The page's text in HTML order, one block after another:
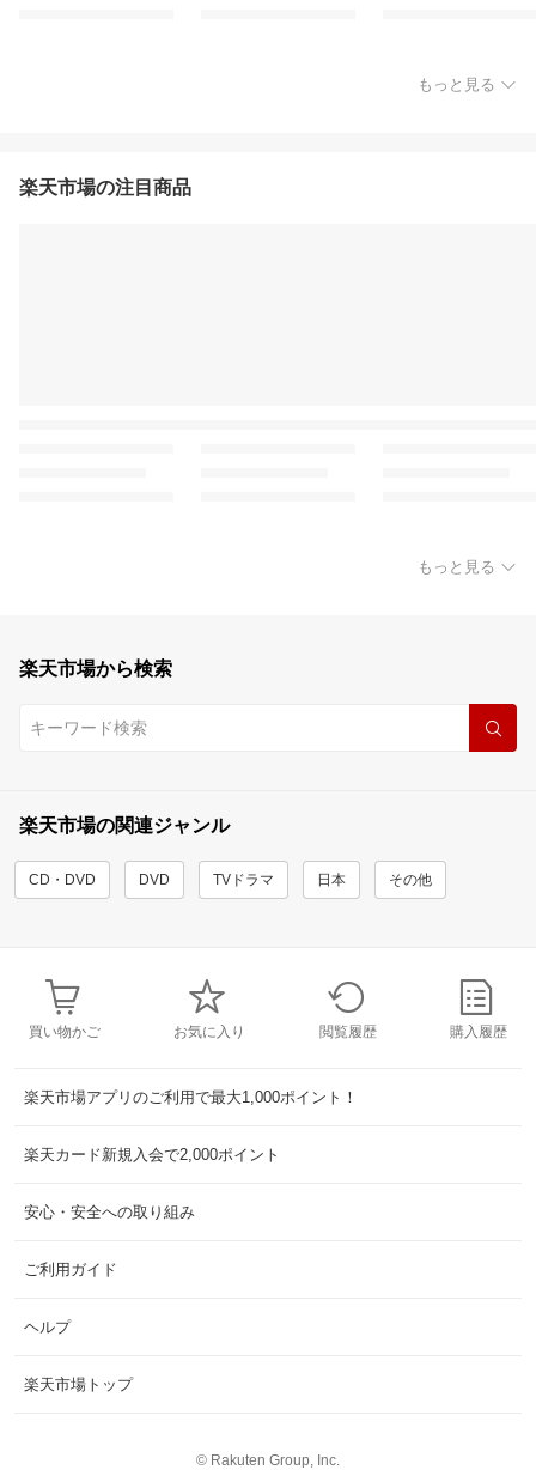
もっと見る
楽天市場の注目商品
もっと見る
楽天市場から検索
楽天市場の関連ジャンル
CD・DVD DVD TVドラマ 日本 その他
買い物かご お気に入り 閲覧履歴 購入履歴
楽天市場アプリのご利用で最大1,000ポイント！
楽天カード新規入会で2,000ポイント
安心・安全への取り組み
ご利用ガイド
ヘルプ
楽天市場トップ
© Rakuten Group, Inc.